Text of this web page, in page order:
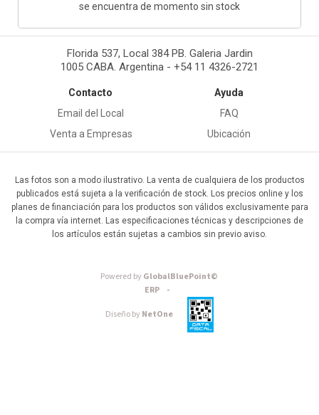
se encuentra de momento sin stock
Florida 537, Local 384 PB. Galeria Jardin
1005 CABA. Argentina - +54 11 4326-2721
Contacto
Email del Local
Venta a Empresas
Ayuda
FAQ
Ubicación
Las fotos son a modo ilustrativo. La venta de cualquiera de los productos
publicados está sujeta a la verificación de stock. Los precios online y los
planes de financiación para los productos son válidos exclusivamente para
la compra vía internet. Las especificaciones técnicas y descripciones de
los artículos están sujetas a cambios sin previo aviso.
Powered byGlobalBluePoint©
ERP -
Diseño byNetOne